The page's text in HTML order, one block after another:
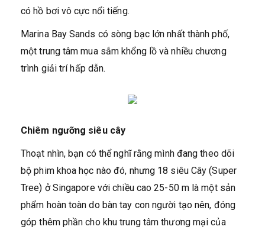
có hồ bơi vô cực nổi tiếng.
Marina Bay Sands có sòng bạc lớn nhất thành phố,
một trung tâm mua sắm khổng lồ và nhiều chương
trình giải trí hấp dẫn.
Chiêm ngưỡng siêu cây
Thoạt nhìn, bạn có thể nghĩ rằng mình đang theo dõi
bộ phim khoa học nào đó, nhưng 18 siêu Cây (Super
Tree) ở Singapore với chiều cao 25-50 m là một sản
phẩm hoàn toàn do bàn tay con người tạo nên, đóng
góp thêm phần cho khu trung tâm thương mại của